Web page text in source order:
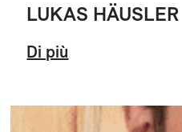
LUKAS HÄUSLER
Di più